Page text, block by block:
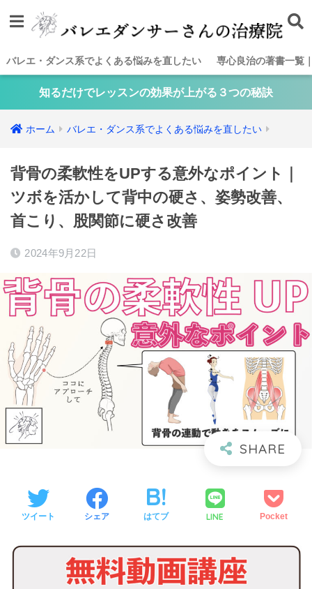
バレエ・ダンス系でよくある悩みを直したい 専心良治の著書一覧
知るだけでレッスンの効果が上がる３つの秘訣
ホーム バレエ・ダンス系でよくある悩みを直したい
背骨の柔軟性をUPする意外なポイント｜
ツボを活かして背中の硬さ、姿勢改善、
首こり、股関節に硬さ改善
2024年9月22日
ツイート シェア はてブ LINE Pocket